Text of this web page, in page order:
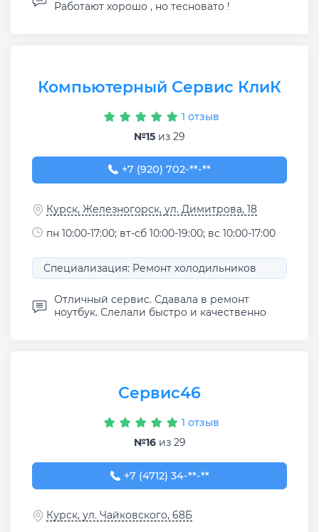
Работают хорошо , но тесновато !
Компьютерный Сервис КлиК
1 отзыв
№15 из 29
+7 (920) 702-02-02
+7 (920) 702-**-**
Курск, Железногорск, ул. Димитрова, 18
пн 10:00-17:00; вт-сб 10:00-19:00; вс 10:00-17:00
Специализация: Ремонт холодильников
Отличный сервис. Сдавала в ремонт
ноутбук. Слелали быстро и качественно
Сервис46
1 отзыв
№16из 29
+7 (4712) 34-24-69
+7 (4712) 34-**-**
Курск, ул. Чайковского, 68Б